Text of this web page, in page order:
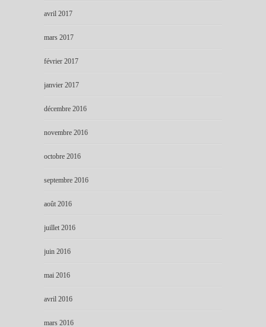
avril 2017
mars 2017
février 2017
janvier 2017
décembre 2016
novembre 2016
octobre 2016
septembre 2016
août 2016
juillet 2016
juin 2016
mai 2016
avril 2016
mars 2016